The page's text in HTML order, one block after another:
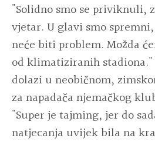
"Solidno smo se priviknuli,
vjetar. U glavi smo
neće biti problem. Možda
od klimatiziranih stadiona."
dolazi u neobičnom,
za napadača njemačkog
"Super je tajming, jer do
natjecanja uvijek bila na